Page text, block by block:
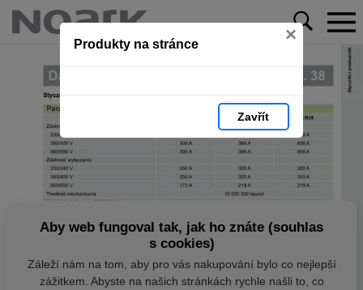
Produkty na stránce ×
Zavřít
Aby web fungoval tak, jak ho znáte (souhlas
s cookies)
Záleží nám na tom, aby pro vás nakupování bylo co nejlepší
zážitkem. Abyste na našich stránkách rychle našli to, co